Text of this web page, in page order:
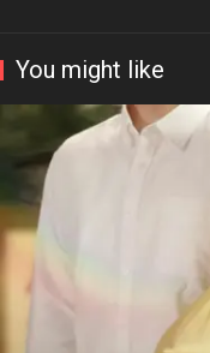
You might like